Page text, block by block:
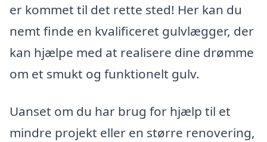
er kommet til det rette sted! Her kan du
nemt finde en kvalificeret gulvlægger, der
kan hjælpe med at realisere dine drømme
om et smukt og funktionelt gulv.
Uanset om du har brug for hjælp til et
mindre projekt eller en større renovering,